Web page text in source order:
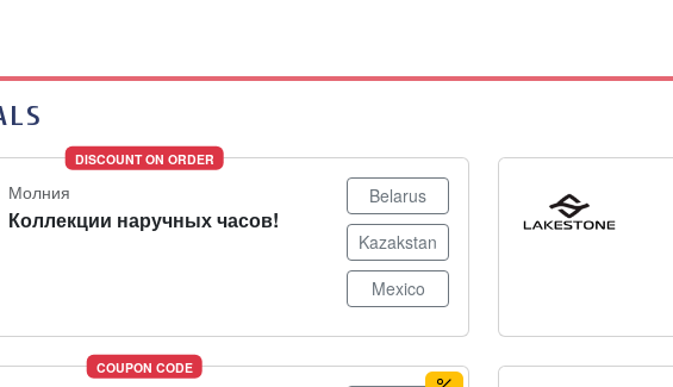
DISCOUNT ON ORDER
Молния
Коллекции наручных часов!
Belarus
Kazakstan
Mexico
COUPON CODE